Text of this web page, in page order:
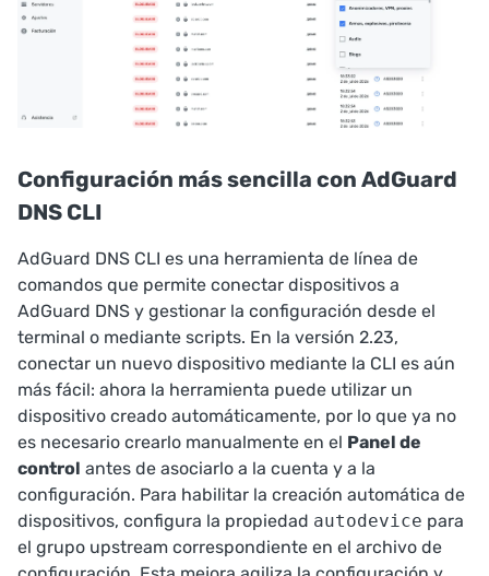
Configuración más sencilla con AdGuard
DNS CLI
AdGuard DNS CLI es una herramienta de línea de
comandos que permite conectar dispositivos a
AdGuard DNS y gestionar la configuración desde el
terminal o mediante scripts. En la versión 2.23,
conectar un nuevo dispositivo mediante la CLI es aún
más fácil: ahora la herramienta puede utilizar un
dispositivo creado automáticamente, por lo que ya no
es necesario crearlo manualmente en el Panel de
control antes de asociarlo a la cuenta y a la
configuración. Para habilitar la creación automática de
dispositivos, configura la propiedad autodevice para
el grupo upstream correspondiente en el archivo de